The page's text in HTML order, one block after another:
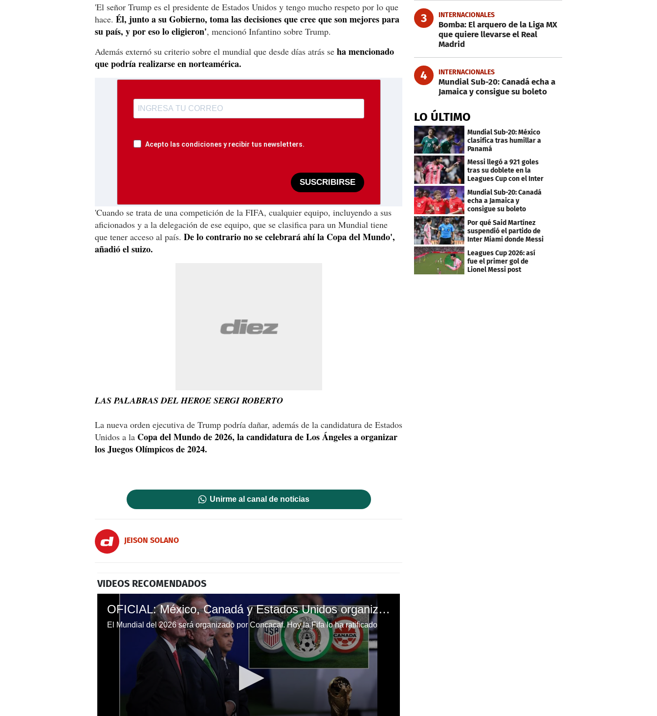
'El señor Trump es el presidente de Estados Unidos y tengo mucho respeto por lo que
hace. Él, junto a su Gobierno, toma las decisiones que cree que son mejores para
su país, y por eso lo eligieron', mencionó Infantino sobre Trump.
Además externó su criterio sobre el mundial que desde días atrás se ha mencionado
que podría realizarse en norteamérica.
Acepto las condiciones y recibir tus newsletters.
SUSCRIBIRSE
'Cuando se trata de una competición de la FIFA, cualquier equipo, incluyendo a sus
aficionados y a la delegación de ese equipo, que se clasifica para un Mundial tiene
que tener acceso al país. De lo contrario no se celebrará ahí la Copa del Mundo',
añadió el suizo.
LAS PALABRAS DEL HEROE SERGI ROBERTO
La nueva orden ejecutiva de Trump podría dañar, además de la candidatura de Estados
Unidos a la Copa del Mundo de 2026, la candidatura de Los Ángeles a organizar
los Juegos Olímpicos de 2024.
Unirme al canal de noticias
JEISON SOLANO
VIDEOS RECOMENDADOS
OFICIAL: México, Canadá y Estados Unidos organizarán el Mundial de 2026
El Mundial del 2026 será organizado por Concacaf. Hoy la Fifa lo ha ratificado
3 INTERNACIONALES
Bomba: El arquero de la Liga MX
que quiere llevarse el Real
Madrid
4 INTERNACIONALES
Mundial Sub-20: Canadá echa a
Jamaica y consigue su boleto
LO ÚLTIMO
Mundial Sub-20: México
clasifica tras humillar a
Panamá
Messi llegó a 921 goles
tras su doblete en la
Leagues Cup con el Inter
Miami
Mundial Sub-20: Canadá
echa a Jamaica y
consigue su boleto
Por qué Said Martínez
suspendió el partido de
Inter Miami donde Messi
Leagues Cup 2026: así
fue el primer gol de
Lionel Messi post